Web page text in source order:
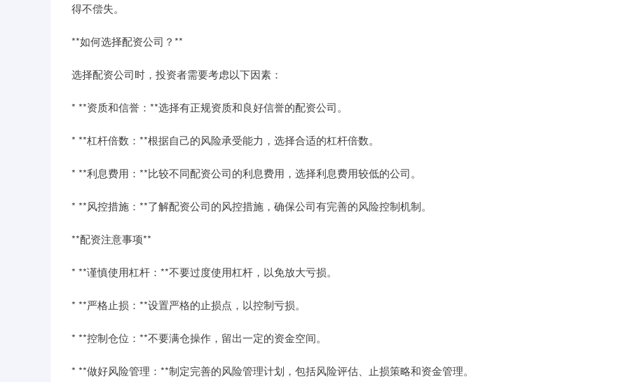
得不偿失。
**如何选择配资公司？**
选择配资公司时，投资者需要考虑以下因素：
* **资质和信誉：**选择有正规资质和良好信誉的配资公司。
* **杠杆倍数：**根据自己的风险承受能力，选择合适的杠杆倍数。
* **利息费用：**比较不同配资公司的利息费用，选择利息费用较低的公司。
* **风控措施：**了解配资公司的风控措施，确保公司有完善的风险控制机制。
**配资注意事项**
* **谨慎使用杠杆：**不要过度使用杠杆，以免放大亏损。
* **严格止损：**设置严格的止损点，以控制亏损。
* **控制仓位：**不要满仓操作，留出一定的资金空间。
* **做好风险管理：**制定完善的风险管理计划，包括风险评估、止损策略和资金管理。